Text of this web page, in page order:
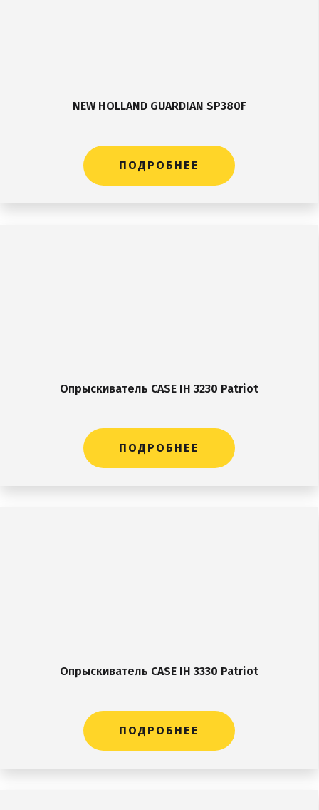
NEW HOLLAND GUARDIAN SP380F
ПОДРОБНЕЕ
Опрыскиватель CASE IH 3230 Patriot
ПОДРОБНЕЕ
Опрыскиватель CASE IH 3330 Patriot
ПОДРОБНЕЕ